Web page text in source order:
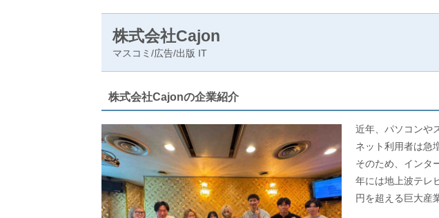
株式会社Cajon
マスコミ/広告/出版 IT
株式会社Cajonの企業紹介
近年、パソコンや
ネット利用者は急
そのため、インタ
年には地上波テレ
円を超える巨大産